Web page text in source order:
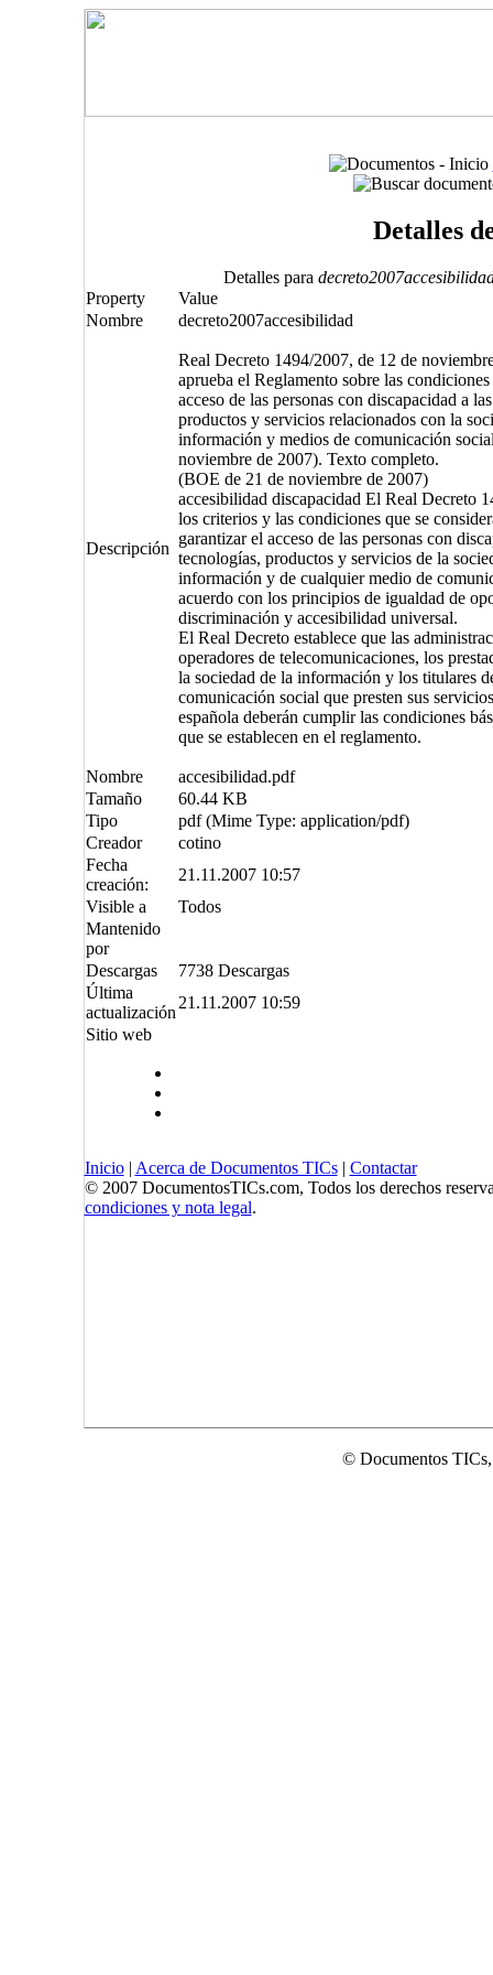
Detalles
Detalles para
Property
Value
Nombre
decreto2007accesibilidad
Descripción
Real Decreto 1494/2007, de 12 de
aprueba el Reglamento sobre las condiciones
acceso de las personas con discapacidad a
productos y servicios relacionados con la
información y medios de comunicación
noviembre de 2007). Texto completo.
(BOE de 21 de noviembre de 2007)
accesibilidad discapacidad El Real Decreto
los criterios y las condiciones que se
garantizar el acceso de las personas con
tecnologías, productos y servicios de la
información y de cualquier medio de
acuerdo con los principios de igualdad de
discriminación y accesibilidad universal.
El Real Decreto establece que las
operadores de telecomunicaciones, los
la sociedad de la información y los titulares
comunicación social que presten sus
española deberán cumplir las condiciones
que se establecen en el reglamento.
Nombre
accesibilidad.pdf
Tamaño
60.44 KB
Tipo
pdf (Mime Type: application/pdf)
Creador
cotino
Fecha
creación:
21.11.2007 10:57
Visible a
Todos
Mantenido
por
Descargas
7738 Descargas
Última
actualización
21.11.2007 10:59
Sitio web
Inicio| Acerca de Documentos TICs| Contactar
© 2007 DocumentosTICs.com, Todos los derechos
condiciones y nota legal.
© Documentos